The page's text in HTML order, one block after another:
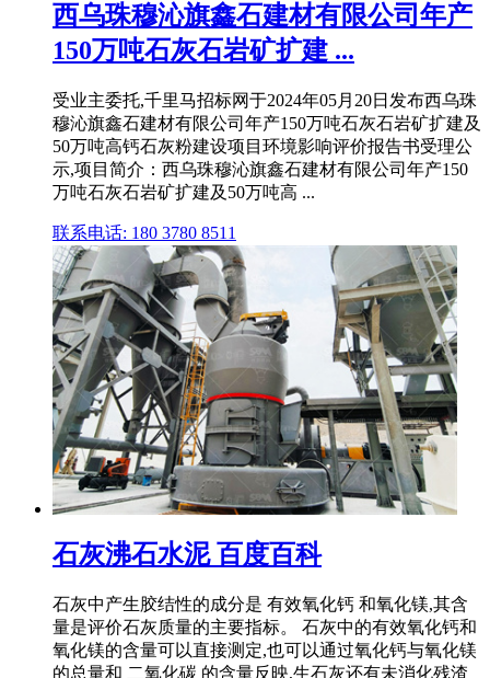
西乌珠穆沁旗鑫石建材有限公司年产
150万吨石灰石岩矿扩建 ...
受业主委托,千里马招标网于2024年05月20日发布西乌珠
穆沁旗鑫石建材有限公司年产150万吨石灰石岩矿扩建及
50万吨高钙石灰粉建设项目环境影响评价报告书受理公
示,项目简介：西乌珠穆沁旗鑫石建材有限公司年产150
万吨石灰石岩矿扩建及50万吨高 ...
联系电话: 180 3780 8511
石灰沸石水泥 百度百科
石灰中产生胶结性的成分是 有效氧化钙 和氧化镁,其含
量是评价石灰质量的主要指标。 石灰中的有效氧化钙和
氧化镁的含量可以直接测定,也可以通过氧化钙与氧化镁
的总量和 二氧化碳 的含量反映,生石灰还有未消化残渣